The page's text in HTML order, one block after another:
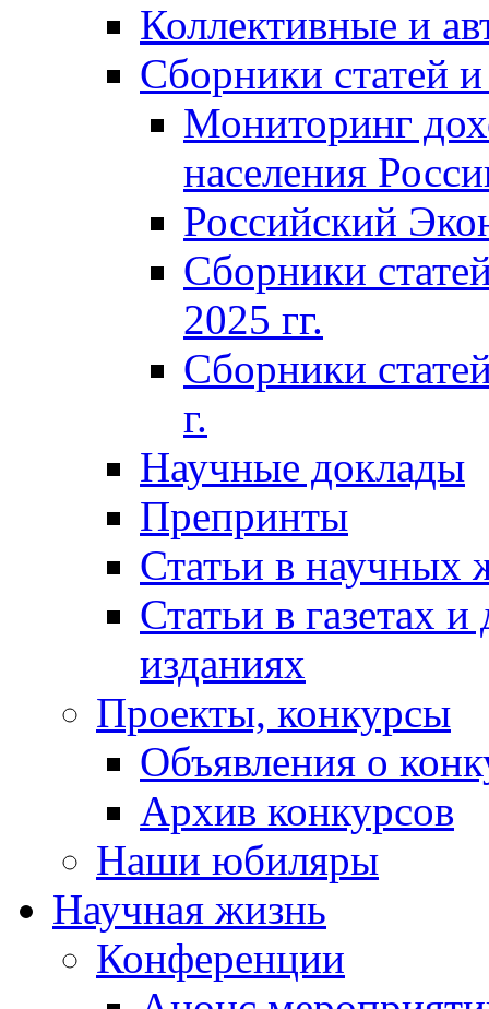
Коллективные и
Сборники статей
Мониторинг
населения
Российский
Сборники
2025 гг.
Сборники
г.
Научные доклады
Препринты
Статьи в научных
Статьи в газетах
изданиях
Проекты, конкурсы
Объявления о
Архив конкурсов
Наши юбиляры
Научная жизнь
Конференции